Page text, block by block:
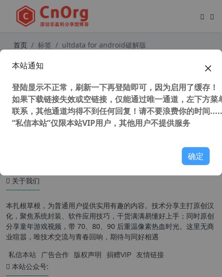
首页 标签 ultdata for android破解版
件
关于我们
本扎根草根，为普通用户提供实用有趣的内容。技术分享主打原创汉
化，聚焦系统封装、软件应用技巧，干货满满易懂好上手；同时原创
分享童年游戏视频，带 70、80、90 后重温像素热血时光。这里无商
业喧嚣，唯技术交流与青春回响，期待与同好相遇
私信本站 广告合作 版权声明 捐赠VIP 友情链接
本站公众号:
本站通知
登陆显示不正常，刷新一下再登陆即可，因为启用了缓存！
如果下载链接失效或空链接，仅能通过唯一通道，左下方菜
联系，其他通道均得不到任何回复！请不要浪费你的时间
“私信本站”仅限本站VIP用户，其他用户不提供服务
确定